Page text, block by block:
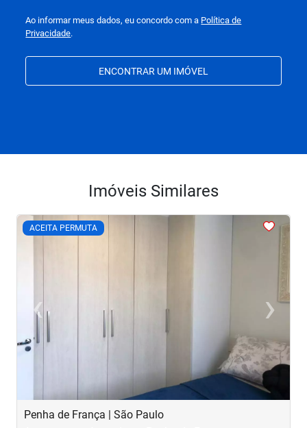
Ao informar meus dados, eu concordo com a Política de
Privacidade.
ENCONTRAR UM IMÓVEL
Imóveis Similares
ACEITA PERMUTA
<<<<
‹
Previous ›Next
Penha de França | São Paulo